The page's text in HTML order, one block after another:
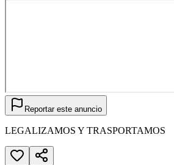
Reportar este anuncio
LEGALIZAMOS Y TRASPORTAMOS